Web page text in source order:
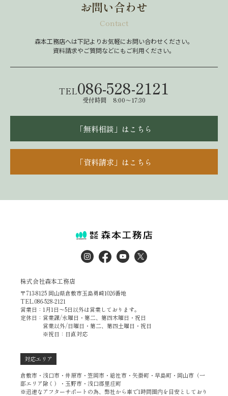
お問い合わせ
Contact
森本工務店へは下記よりお気軽にお問い合わせください。
資料請求やご質問などにもご利用ください。
TEL086-528-2121
受付時間 8:00～17:30
「無料相談」はこちら
「資料請求」はこちら
株式会社森本工務店
〒713-8125 岡山県倉敷市玉島勇崎1026番地
TEL.086-528-2121
営業日：1月1日～5日以外は営業しております。
定休日：営業課/水曜日・第二、第四木曜日・祝日
営業以外/日曜日・第二、第四土曜日・祝日
※祝日：日直対応
対応エリア
倉敷市・浅口市・井原市・笠岡市・総社市・矢掛町・早島町・岡山市（一
部エリア除く）・玉野市・浅口郡里庄町
※迅速なアフターサポートの為、弊社から車で1時間圏内を目安としており